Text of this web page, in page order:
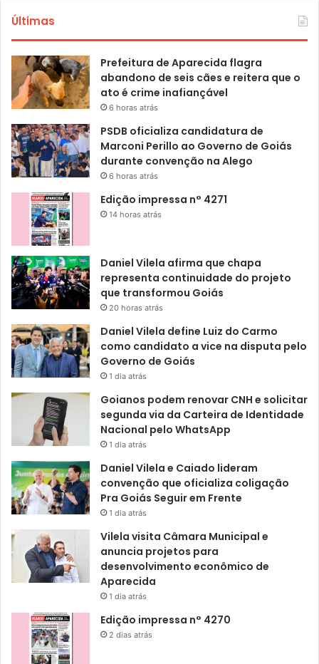
Últimas
Prefeitura de Aparecida flagra
abandono de seis cães e reitera que o
ato é crime inafiançável
6 horas atrás
PSDB oficializa candidatura de
Marconi Perillo ao Governo de Goiás
durante convenção na Alego
6 horas atrás
Edição impressa n° 4271
14 horas atrás
Daniel Vilela afirma que chapa
representa continuidade do projeto
que transformou Goiás
20 horas atrás
Daniel Vilela define Luiz do Carmo
como candidato a vice na disputa pelo
Governo de Goiás
1 dia atrás
Goianos podem renovar CNH e solicitar
segunda via da Carteira de Identidade
Nacional pelo WhatsApp
1 dia atrás
Daniel Vilela e Caiado lideram
convenção que oficializa coligação
Pra Goiás Seguir em Frente
1 dia atrás
Vilela visita Câmara Municipal e
anuncia projetos para
desenvolvimento econômico de
Aparecida
1 dia atrás
Edição impressa n° 4270
2 dias atrás